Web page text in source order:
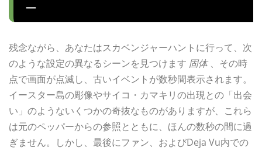
ー
残念ながら、あなたはスカベンジャーハントに行って、次
のような設定の異なるシーンを見つけます 固体、その時
点で画面が点滅し、古いイベントが数秒間表示されます。
イースター島の彫像やサイコ・カマキリの出現との「出会
い」のようないくつかの奇抜なものがありますが、これら
は元のペッパーからの参照とともに、ほんの数秒の間に過
ぎません。しかし、最後にファン、およびDeja Vu内での